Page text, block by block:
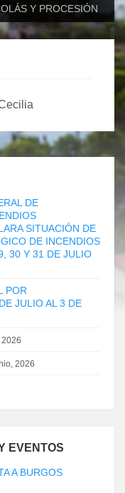
Y PROCESIÓN
DE
SITUACIÓN DE
DE INCENDIOS
30 Y 31 DE JULIO
POR
JULIO AL 3 DE
2026
EVENTOS
A BURGOS